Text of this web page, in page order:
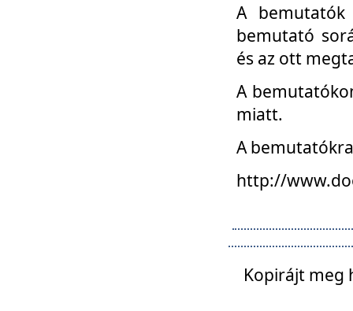
A
bemutató
és az ott
A
miatt.
A
http://
Kopirájt meg